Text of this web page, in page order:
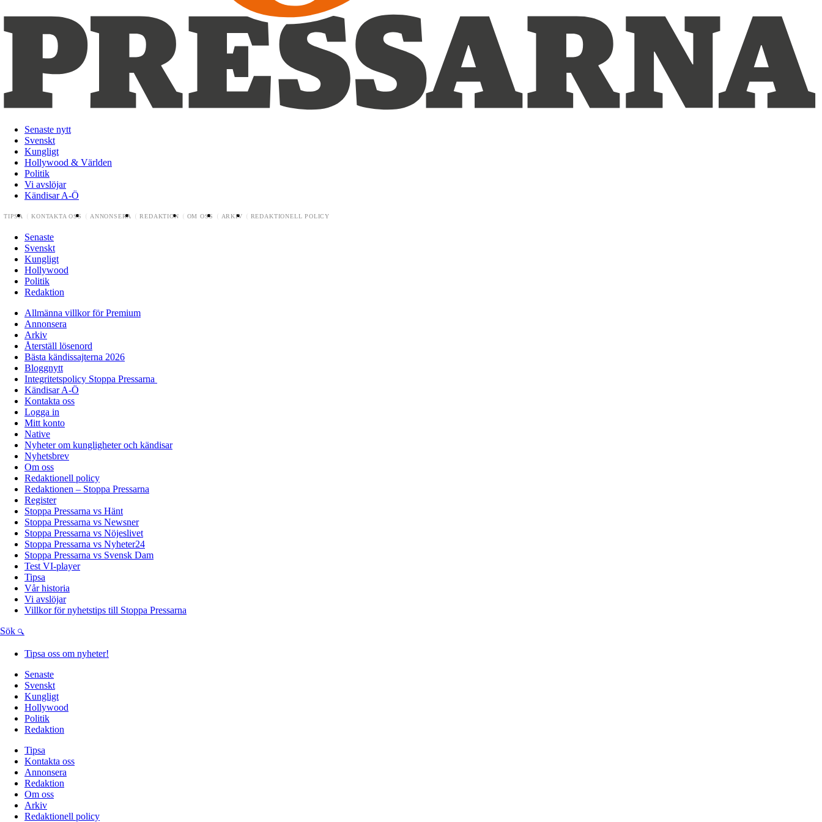
Senaste nytt
Svenskt
Kungligt
Hollywood & Världen
Politik
Vi avslöjar
Kändisar A-Ö
TIPSA KONTAKTA OSS ANNONSERA REDAKTION OM OSS ARKIV REDAKTIONELL POLICY
Senaste
Svenskt
Kungligt
Hollywood
Politik
Redaktion
Allmänna villkor för Premium
Annonsera
Arkiv
Återställ lösenord
Bästa kändissajterna 2026
Bloggnytt
Integritetspolicy Stoppa Pressarna
Kändisar A-Ö
Kontakta oss
Logga in
Mitt konto
Native
Nyheter om kungligheter och kändisar
Nyhetsbrev
Om oss
Redaktionell policy
Redaktionen – Stoppa Pressarna
Register
Stoppa Pressarna vs Hänt
Stoppa Pressarna vs Newsner
Stoppa Pressarna vs Nöjeslivet
Stoppa Pressarna vs Nyheter24
Stoppa Pressarna vs Svensk Dam
Test VI-player
Tipsa
Vår historia
Vi avslöjar
Villkor för nyhetstips till Stoppa Pressarna
Sök
Tipsa oss om nyheter!
Senaste
Svenskt
Kungligt
Hollywood
Politik
Redaktion
Tipsa
Kontakta oss
Annonsera
Redaktion
Om oss
Arkiv
Redaktionell policy